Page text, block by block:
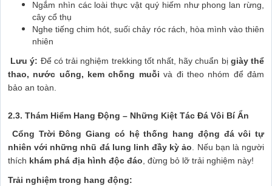
Ngắm nhìn các loài thực vật quý hiếm như phong lan rừng,
cây cổ thụ
Nghe tiếng chim hót, suối chảy róc rách, hòa mình vào thiên
nhiên
Lưu ý: Để có trải nghiệm trekking tốt nhất, hãy chuẩn bị giày thể
thao, nước uống, kem chống muỗi và đi theo nhóm để đảm
bảo an toàn.
2.3. Thám Hiểm Hang Động – Những Kiệt Tác Đá Vôi Bí Ẩn
Cổng Trời Đông Giang có hệ thống hang động đá vôi tự
nhiên với những nhũ đá lung linh đầy kỳ ảo. Nếu bạn là người
thích khám phá địa hình độc đáo, đừng bỏ lỡ trải nghiệm này!
Trải nghiệm trong hang động: